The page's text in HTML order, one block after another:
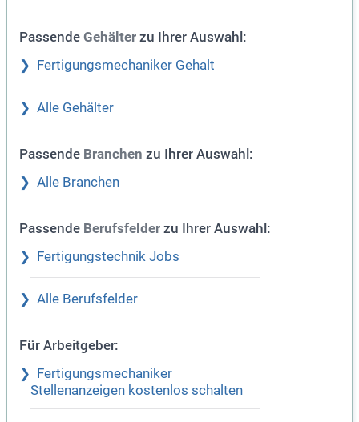
Passende Gehälter zu Ihrer Auswahl:
Fertigungsmechaniker Gehalt
Alle Gehälter
Passende Branchen zu Ihrer Auswahl:
Alle Branchen
Passende Berufsfelder zu Ihrer Auswahl:
Fertigungstechnik Jobs
Alle Berufsfelder
Für Arbeitgeber:
Fertigungsmechaniker
Stellenanzeigen kostenlos schalten